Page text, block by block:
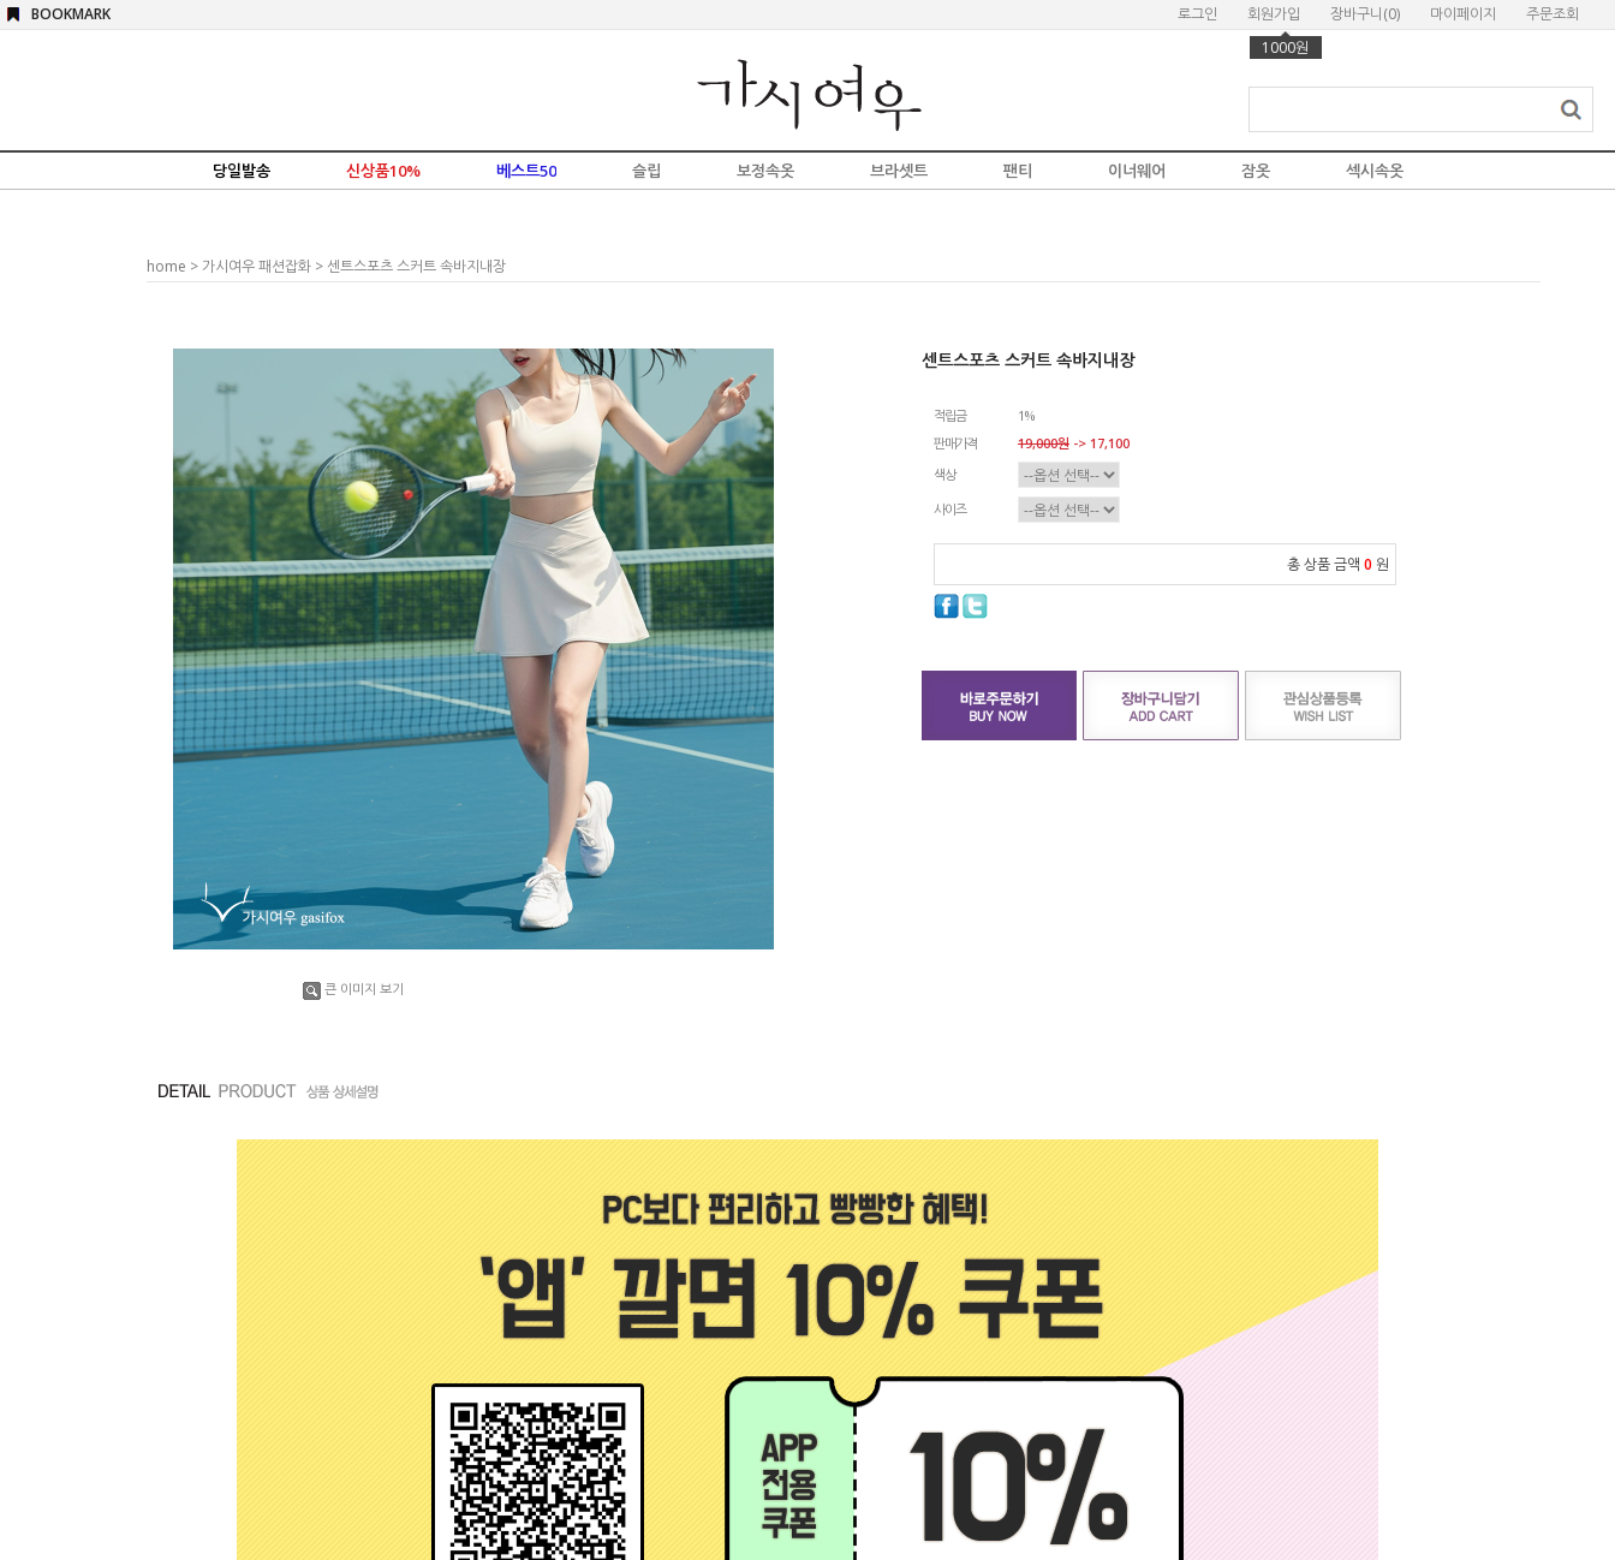
로그인
회원가입
1000원
장바구니(0) 마이페이지 주문조회
BOOKMARK
당일발송 신상품10% 베스트50 슬립 보정속옷 브라셋트 팬티 이너웨어 잠옷 섹시속옷
home > 가시여우 패션잡화 > 센트스포츠 스커트 속바지내장
큰 이미지 보기
센트스포츠 스커트 속바지내장
적립금
1%
판매가격
19,000원 -> 17,100
색상
사이즈
총 상품 금액 0 원